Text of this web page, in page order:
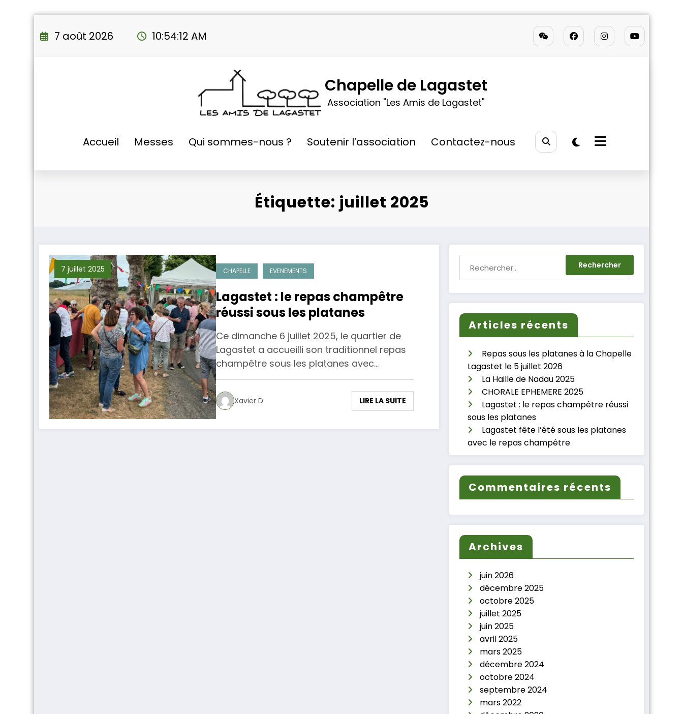
au
7 août 2026 10:54:13 AM
Chapelle de Lagastet
Association "Les Amis de Lagastet"
Accueil Messes Qui sommes-nous ? Soutenir l’association Contactez-nous
Étiquette: juillet 2025
7 juillet 2025 CHAPELLE EVENEMENTS
Lagastet : le repas champêtre
réussi sous les platanes
Ce dimanche 6 juillet 2025, le quartier de
Lagastet a accueilli son traditionnel repas
champêtre sous les platanes avec…
Xavier D. LIRE LA SUITE
Articles récents
Repas sous les platanes à la Chapelle
Lagastet le 5 juillet 2026
La Haille de Nadau 2025
CHORALE EPHEMERE 2025
Lagastet : le repas champêtre réussi
sous les platanes
Lagastet fête l’été sous les platanes
avec le repas champêtre
Commentaires récents
Archives
juin 2026
décembre 2025
octobre 2025
juillet 2025
juin 2025
avril 2025
mars 2025
décembre 2024
octobre 2024
septembre 2024
mars 2022